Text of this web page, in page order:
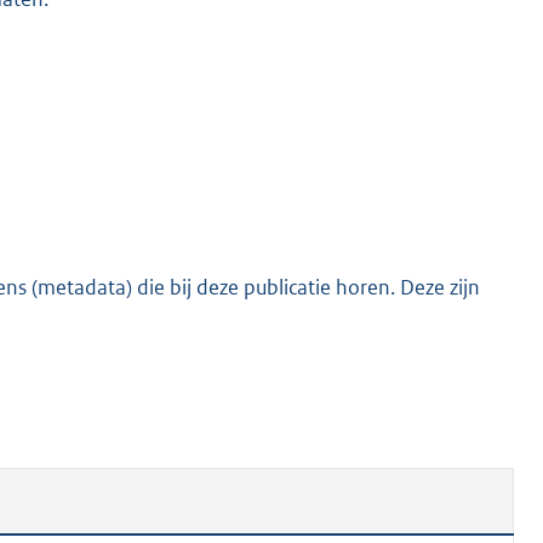
(metadata) die bij deze publicatie horen. Deze zijn